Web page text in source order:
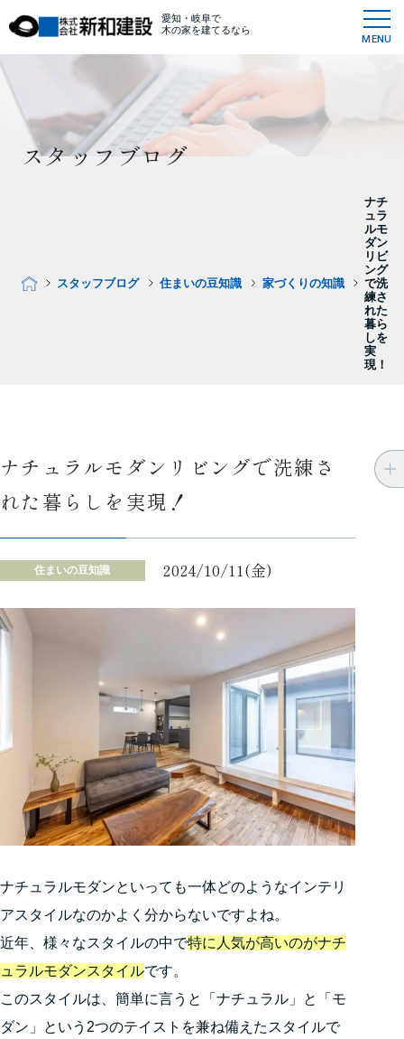
愛知・岐阜で
木の家を建てるなら
MENU
スタッフブログ
スタッフブログ 住まいの豆知識 家づくりの知識
ナチ
ュラ
ルモ
ダン
リビ
ング
で洗
練さ
れた
暮ら
しを
実
現！
ナチュラルモダンリビングで洗練さ
れた暮らしを実現！
住まいの豆知識 2024/10/11(金)
ナチュラルモダンといっても一体どのようなインテリ
アスタイルなのかよく分からないですよね。
近年、様々なスタイルの中で特に人気が高いのがナチ
ュラルモダンスタイルです。
このスタイルは、簡単に言うと「ナチュラル」と「モ
ダン」という2つのテイストを兼ね備えたスタイルで